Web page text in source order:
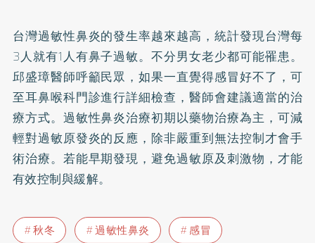
台灣過敏性鼻炎的發生率越來越高，統計發現台灣每
3人就有1人有鼻子過敏。不分男女老少都可能罹患。
邱盛璋醫師呼籲民眾，如果一直覺得感冒好不了，可
至耳鼻喉科門診進行詳細檢查，醫師會建議適當的治
療方式。過敏性鼻炎治療初期以藥物治療為主，可減
輕對過敏原發炎的反應，除非嚴重到無法控制才會手
術治療。若能早期發現，避免過敏原及刺激物，才能
有效控制與緩解。
秋冬 過敏性鼻炎 感冒